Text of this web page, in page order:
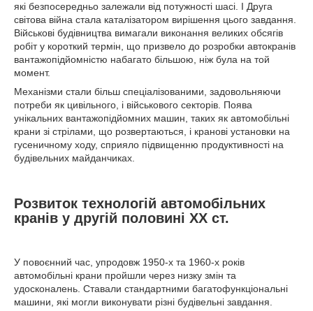
які безпосередньо залежали від потужності шасі. І Друга
світова війна стала каталізатором вирішення цього завдання.
Військові будівництва вимагали виконання великих обсягів
робіт у короткий термін, що призвело до розробки автокранів
вантажопідйомністю набагато більшою, ніж була на той
момент.
Механізми стали більш спеціалізованими, задовольняючи
потреби як цивільного, і військового секторів. Поява
унікальних вантажопідйомних машин, таких як автомобільні
крани зі стрілами, що розвертаються, і кранові установки на
гусеничному ходу, сприяло підвищенню продуктивності на
будівельних майданчиках.
Розвиток технологій автомобільних
кранів у другій половині ХХ ст.
У повоєнний час, упродовж 1950-х та 1960-х років
автомобільні крани пройшли через низку змін та
удосконалень. Ставали стандартними багатофункціональні
машини, які могли виконувати різні будівельні завдання.